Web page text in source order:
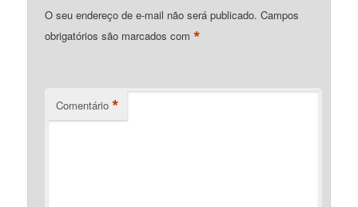
O seu endereço de e-mail não será publicado. Campos
obrigatórios são marcados com*
Comentário *